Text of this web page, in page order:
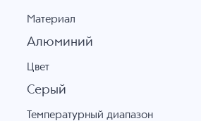
Материал
Алюминий
Цвет
Серый
Температурный диапазон